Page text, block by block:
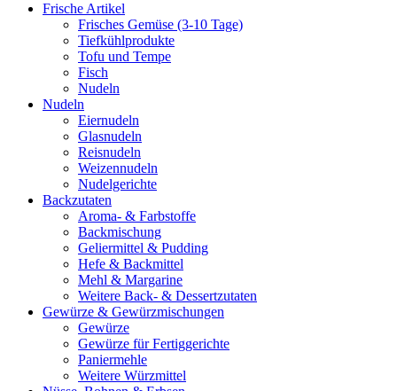
Frische Artikel
Frisches Gemüse (3-10 Tage)
Tiefkühlprodukte
Tofu und Tempe
Fisch
Nudeln
Nudeln
Eiernudeln
Glasnudeln
Reisnudeln
Weizennudeln
Nudelgerichte
Backzutaten
Aroma- & Farbstoffe
Backmischung
Geliermittel & Pudding
Hefe & Backmittel
Mehl & Margarine
Weitere Back- & Dessertzutaten
Gewürze & Gewürzmischungen
Gewürze
Gewürze für Fertiggerichte
Paniermehle
Weitere Würzmittel